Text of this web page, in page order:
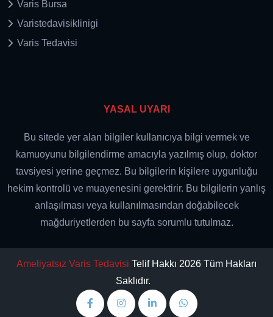
Varis Bursa
Varistedavisiklinigi
Varis Tedavisi
YASAL UYARI
Bu sitede yer alan bilgiler kullanıcıya bilgi vermek ve
kamuoyunu bilgilendirme amacıyla yazılmış olup, doktor
tavsiyesi yerine geçmez. Bu bilgilerin kişilere uygunluğu
hekim kontrolü ve muayenesini gerektirir. Bu bilgilerin yanlış
anlaşılması veya kullanılmasından doğabilecek
mağduriyetlerden bu sayfa sorumlu tutulmaz.
Ameliyatsız Varis Tedavisi Telif Hakkı 2026 Tüm Hakları
Saklıdır.